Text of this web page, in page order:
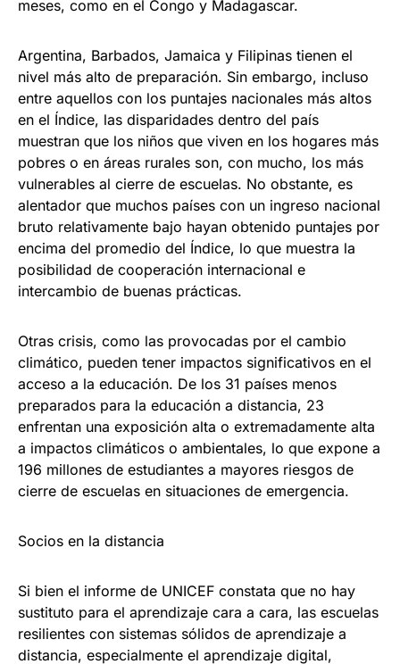
meses, como en el Congo y Madagascar.
Argentina, Barbados, Jamaica y Filipinas tienen el
nivel más alto de preparación. Sin embargo, incluso
entre aquellos con los puntajes nacionales más altos
en el Índice, las disparidades dentro del país
muestran que los niños que viven en los hogares más
pobres o en áreas rurales son, con mucho, los más
vulnerables al cierre de escuelas. No obstante, es
alentador que muchos países con un ingreso nacional
bruto relativamente bajo hayan obtenido puntajes por
encima del promedio del Índice, lo que muestra la
posibilidad de cooperación internacional e
intercambio de buenas prácticas.
Otras crisis, como las provocadas por el cambio
climático, pueden tener impactos significativos en el
acceso a la educación. De los 31 países menos
preparados para la educación a distancia, 23
enfrentan una exposición alta o extremadamente alta
a impactos climáticos o ambientales, lo que expone a
196 millones de estudiantes a mayores riesgos de
cierre de escuelas en situaciones de emergencia.
Socios en la distancia
Si bien el informe de UNICEF constata que no hay
sustituto para el aprendizaje cara a cara, las escuelas
resilientes con sistemas sólidos de aprendizaje a
distancia, especialmente el aprendizaje digital,